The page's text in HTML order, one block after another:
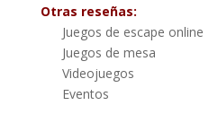
Otras reseñas:
Juegos de escape online
Juegos de mesa
Videojuegos
Eventos